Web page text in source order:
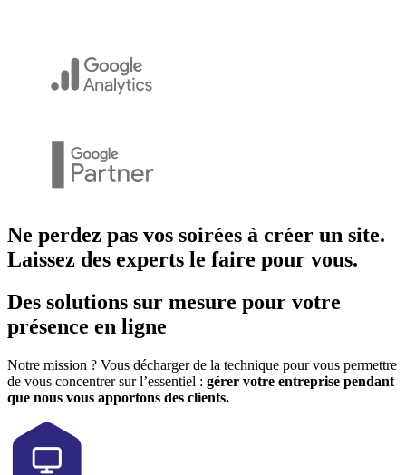
Ne perdez pas vos soirées à créer un site.
Laissez des experts le faire pour vous.
Des solutions sur mesure pour votre
présence en ligne
Notre mission ? Vous décharger de la technique pour vous permettre
de vous concentrer sur l’essentiel : gérer votre entreprise pendant
que nous vous apportons des clients.